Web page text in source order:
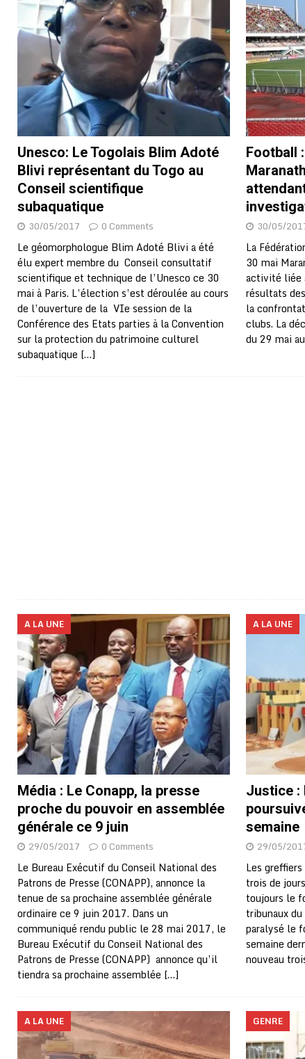
[ 02/08/2026 ] Distribution des moustiquaires : La
[ 02/08/2026 ]
La Confédération Africaine de
[ 01/08/2026 ] Quatre candidats à la succession
[ 01/08/2026 ] Bénin : Romuald Wadagni reçoit le
[ 31/07/2026 ]
Niger : le FMI débloque une
[ 31/07/2026 ]
Franco Baresi, légendaire
[ 31/07/2026 ] Benjamin Mendy a vendu aux
[ 31/07/2026 ]
Bénin : les membres du Sénat
[ 31/07/2026 ]
Projet d’investisseurs à la Fifa:
BUSINESS
[ 30/07/2026 ] Mali : au moins 19 soldats
[ 05/08/2026 ] Hervé Renard devient
Unesco: Le Togolais Blim Adoté
Blivi représentant du Togo au
Conseil scientifique
subaquatique
30/05/2017 0 Comments
Le géomorphologue Blim Adoté Blivi a été
élu expert membre du Conseil consultatif
scientifique et technique de l’Unesco ce 30
mai à Paris. L’élection s’est déroulée au cours
de l’ouverture de la VIe session de la
Conférence des Etats parties à la Convention
sur la protection du patrimoine culturel
subaquatique […]
Football
30/05/
La
30 mai
activité liée
résultats
la
clubs. La
du 29 mai au
A LA UNE
Média : Le Conapp, la presse
proche du pouvoir en assemblée
générale ce 9 juin
29/05/2017 0 Comments
Le Bureau Exécutif du Conseil National des
Patrons de Presse (CONAPP), annonce la
tenue de sa prochaine assemblée générale
ordinaire ce 9 juin 2017. Dans un
communiqué rendu public le 28 mai 2017, le
Bureau Exécutif du Conseil National des
Patrons de Presse (CONAPP) annonce qu’il
tiendra sa prochaine assemblée […]
A LA UNE
Justice :
semaine
29/05/
Les
trois de
toujours le
tribunaux
paralysé le
semaine
nouveau
A LA UNE GENRE